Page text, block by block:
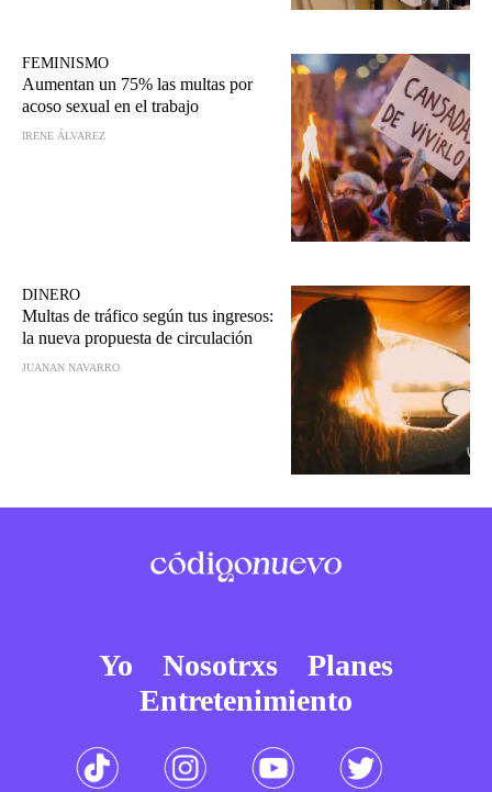
FEMINISMO
Aumentan un 75% las multas por
acoso sexual en el trabajo
IRENE ÁLVAREZ
DINERO
Multas de tráfico según tus ingresos:
la nueva propuesta de circulación
JUANAN NAVARRO
Yo Nosotrxs
Planes
Entretenimiento